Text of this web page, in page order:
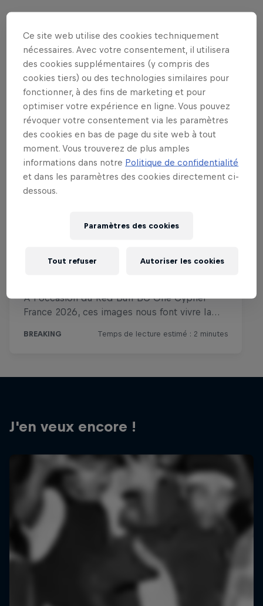
Les plus récents
J'en veux encore !
Ce site web utilise des cookies techniquement
nécessaires. Avec votre consentement, il utilisera
des cookies supplémentaires (y compris des
cookies tiers) ou des technologies similaires pour
fonctionner, à des fins de marketing et pour
optimiser votre expérience en ligne. Vous pouvez
révoquer votre consentement via les paramètres
des cookies en bas de page du site web à tout
moment. Vous trouverez de plus amples
informations dans notre Politique de confidentialité
et dans les paramètres des cookies directement ci-
dessous.
Paramètres des cookies
Tout refuser Autoriser les cookies